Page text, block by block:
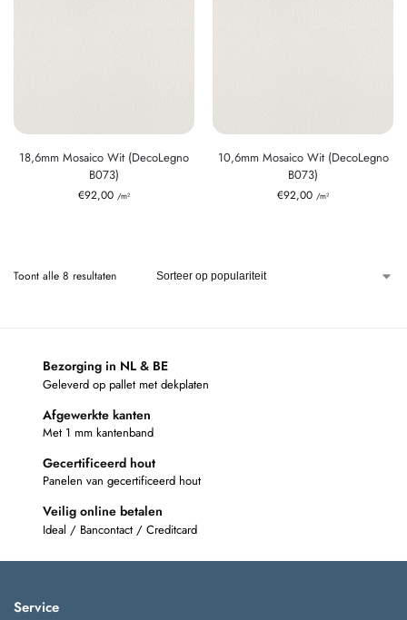
18,6mm Mosaico Wit (DecoLegno
B073)
€92,00 /m²
10,6mm Mosaico Wit (DecoLegno
B073)
€92,00 /m²
Toont alle 8 resultaten
Bezorging in NL & BE
Geleverd op pallet met dekplaten
Afgewerkte kanten
Met 1 mm kantenband
Gecertificeerd hout
Panelen van gecertificeerd hout
Veilig online betalen
Ideal / Bancontact / Creditcard
Service